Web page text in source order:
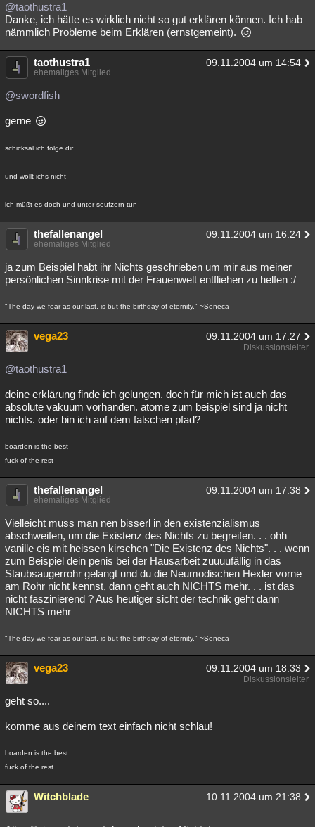
@taothustra1
Danke, ich hätte es wirklich nicht so gut erklären können. Ich hab
nämmlich Probleme beim Erklären (ernstgemeint).
taothustra1 09.11.2004 um 14:54
ehemaliges Mitglied
@swordfish
gerne
schicksal ich folge dir
und wollt ichs nicht
ich müßt es doch und unter seufzern tun
thefallenangel 09.11.2004 um 16:24
ehemaliges Mitglied
ja zum Beispiel habt ihr Nichts geschrieben um mir aus meiner
persönlichen Sinnkrise mit der Frauenwelt entfliehen zu helfen :/
"The day we fear as our last, is but the birthday of eternity." ~Seneca
vega23 09.11.2004 um 17:27
Diskussionsleiter
@taothustra1
deine erklärung finde ich gelungen. doch für mich ist auch das
absolute vakuum vorhanden. atome zum beispiel sind ja nicht
nichts. oder bin ich auf dem falschen pfad?
boarden is the best
fuck of the rest
thefallenangel 09.11.2004 um 17:38
ehemaliges Mitglied
Vielleicht muss man nen bisserl in den existenzialismus
abschweifen, um die Existenz des Nichts zu begreifen. . . ohh
vanille eis mit heissen kirschen "Die Existenz des Nichts". . . wenn
zum Beispiel dein penis bei der Hausarbeit zuuuufällig in das
Staubsaugerrohr gelangt und du die Neumodischen Hexler vorne
am Rohr nicht kennst, dann geht auch NICHTS mehr. . . ist das
nicht faszinierend ? Aus heutiger sicht der technik geht dann
NICHTS mehr
"The day we fear as our last, is but the birthday of eternity." ~Seneca
vega23 09.11.2004 um 18:33
Diskussionsleiter
geht so....
komme aus deinem text einfach nicht schlau!
boarden is the best
fuck of the rest
Witchblade 10.11.2004 um 21:38